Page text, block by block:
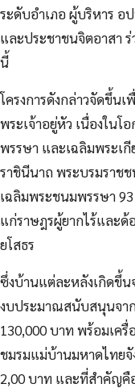
ระดับอำเภอ ผู้บริหาร อ
และประชาชนจิตอาสา
นี้
โครงการดังกล่าวจัดขึ้น
พระเจ้าอยู่หัว เนื่องในโ
พรรษา และเฉลิมพระเ
ราชินีนาถ พระบรมราช
เฉลิมพระชนมพรรษา
แก่ราษฎรผู้ยากไร้และด้
ยโสธร
ซึ่งบ้านแต่ละหลังเกิดขึ้
งบประมาณสนับสนุนจาก
130,000 บาท พร้อมเครื่
ชมรมแม่บ้านมหาดไทยจั
2,00 บาท และที่สำคัญคื